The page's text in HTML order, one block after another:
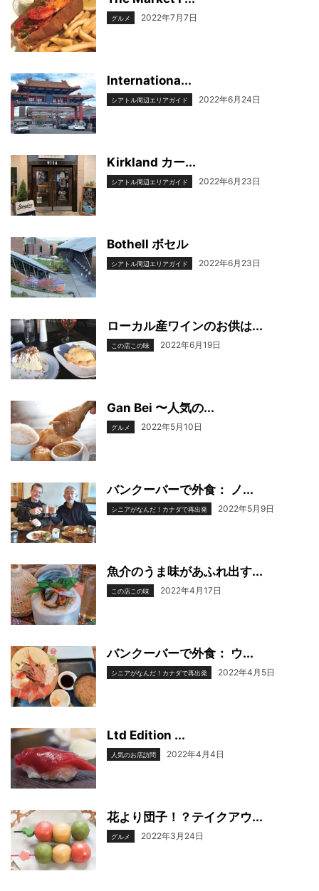
グルメ 2022年7月7日
Internationa...
シアトル周辺エリアガイド 2022年6月24日
Kirkland カー...
シアトル周辺エリアガイド 2022年6月23日
Bothell ボセル
シアトル周辺エリアガイド 2022年6月23日
ローカル産ワインのお供は...
この店この味 2022年6月19日
Gan Bei 〜人気の...
グルメ 2022年5月10日
バンクーバーで外食： ノ...
シニアがなんだ！カナダで再出発 2022年5月9日
魚介のうま味があふれ出す...
この店この味 2022年4月17日
バンクーバーで外食： ウ...
シニアがなんだ！カナダで再出発 2022年4月5日
Ltd Edition ...
人気のお店訪問 2022年4月4日
花より団子！？テイクアウ...
グルメ 2022年3月24日